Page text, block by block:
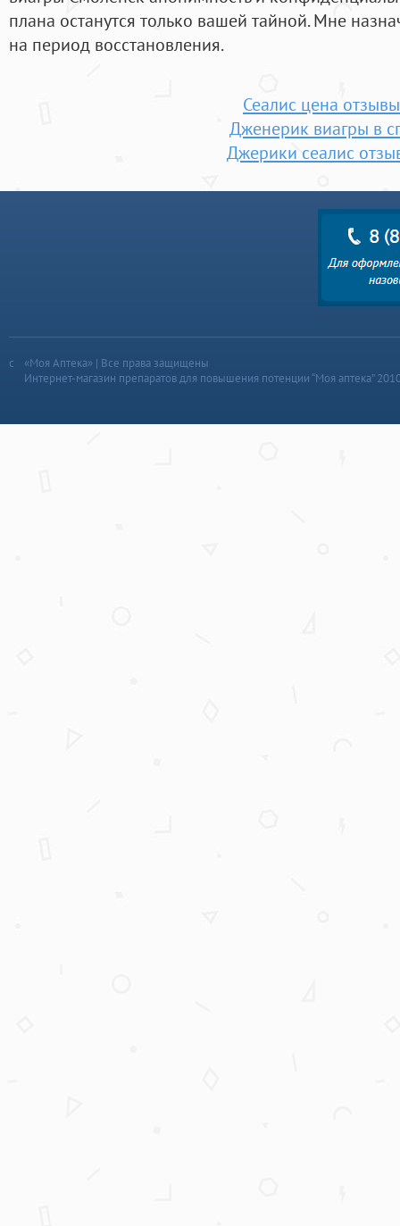
плана останутся только вашей тайной. Мне
на период восстановления.
Сеалис цена отзывы
Дженерик виагры в
Джерики сеалис
«Моя Аптека» | Все права защищены
Интернет-магазин препаратов для повышения потенции “Моя аптека”